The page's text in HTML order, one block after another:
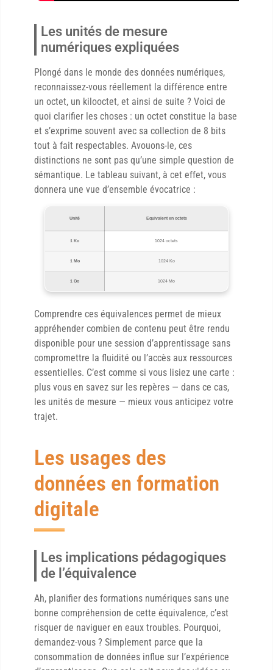
Les unités de mesure
numériques expliquées
Plongé dans le monde des données numériques,
reconnaissez-vous réellement la différence entre
un octet, un kilooctet, et ainsi de suite ? Voici de
quoi clarifier les choses : un octet constitue la base
et s’exprime souvent avec sa collection de 8 bits
tout à fait respectables. Avouons-le, ces
distinctions ne sont pas qu’une simple question de
sémantique. Le tableau suivant, à cet effet, vous
donnera une vue d’ensemble évocatrice :
Unité Equivalent en octets
1 Ko 1024 octets
1 Mo 1024 Ko
1 Go 1024 Mo
Comprendre ces équivalences permet de mieux
appréhender combien de contenu peut être rendu
disponible pour une session d’apprentissage sans
compromettre la fluidité ou l’accès aux ressources
essentielles. C’est comme si vous lisiez une carte :
plus vous en savez sur les repères — dans ce cas,
les unités de mesure — mieux vous anticipez votre
trajet.
Les usages des
données en formation
digitale
Les implications pédagogiques
de l’équivalence
Ah, planifier des formations numériques sans une
bonne compréhension de cette équivalence, c’est
risquer de naviguer en eaux troubles. Pourquoi,
demandez-vous ? Simplement parce que la
consommation de données influe sur l’expérience